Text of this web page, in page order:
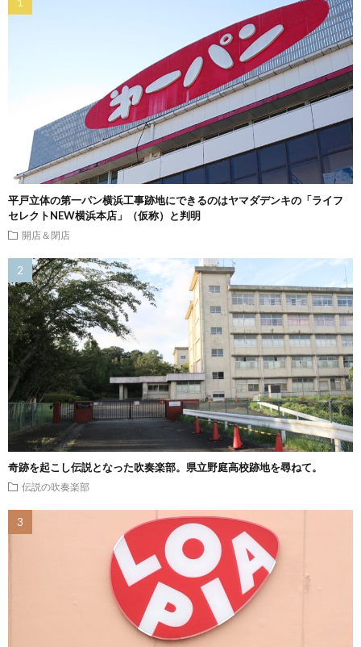
平戸立体の第一パン横浜工事跡地にできるのはヤマダデンキの「ライフ
セレクトNEW横浜本店」（仮称）と判明
開店＆閉店
奇跡を起こし伝説となった吹奏楽部。県立野庭高校跡地を尋ねて。
伝説の吹奏楽部